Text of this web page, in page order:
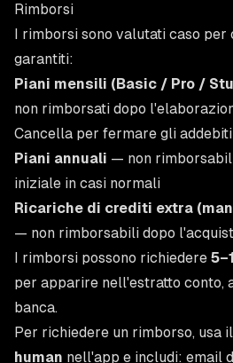
Rimborsi
I rimborsi sono valutati caso per
garantiti:
Piani mensili (Basic / Pro /
non rimborsati dopo
Cancella per fermare gli
Piani annuali — non
iniziale in casi normali
Ricariche di crediti extra
— non rimborsabili dopo
I rimborsi possono richiedere
per apparire nell'estratto conto,
banca.
Per richiedere un rimborso, usa
human nell'app e includi: email